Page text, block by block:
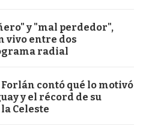
y "mal perdedor",
vivo entre dos
radial
Forlán contó qué lo motivó
y el récord de su
Celeste